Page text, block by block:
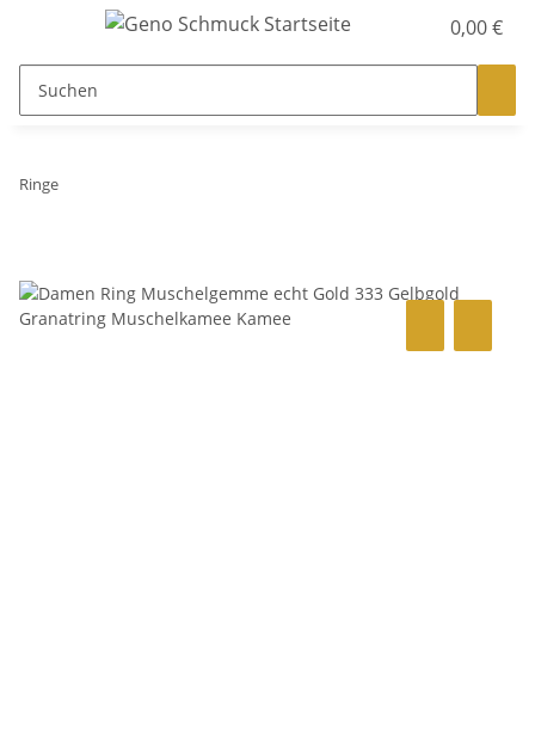
0,00 €
Ringe